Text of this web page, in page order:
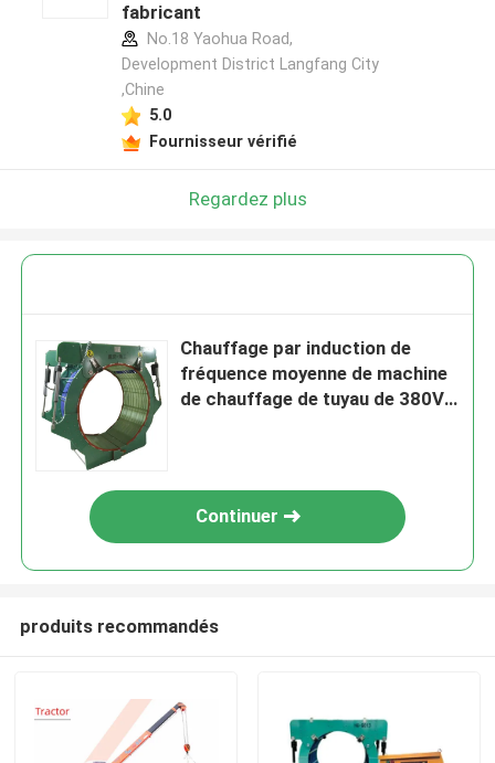
fabricant
No.18 Yaohua Road,
Development District Langfang City
,Chine
5.0
Fournisseur vérifié
Regardez plus
Chauffage par induction de
fréquence moyenne de machine
de chauffage de tuyau de 380V
Continuer
produits recommandés